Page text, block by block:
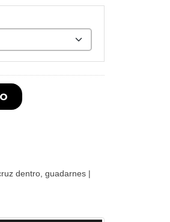
dentro guadarnes |